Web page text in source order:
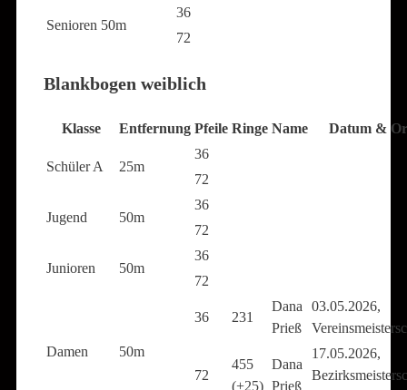
Senioren 50m
36
72
Blankbogen weiblich
Klasse Entfernung Pfeile Ringe Name Datum &
Schüler A 25m
36
72
Jugend 50m
36
72
Junioren 50m
36
72
Damen 50m
36 231
Dana
Prieß
03.05.2026,
72
455
(+25)
Dana
Prieß
17.05.2026,